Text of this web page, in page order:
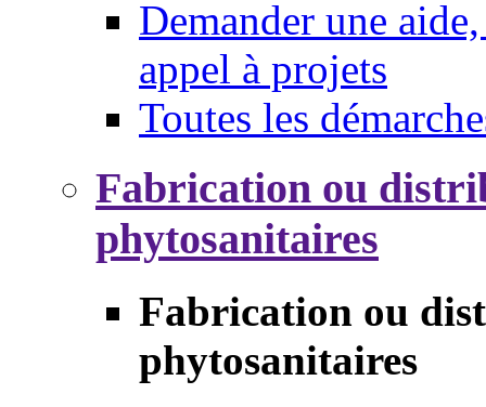
Demander une
appel à projets
Toutes les
Fabrication ou
phytosanitaires
Fabrication ou
phytosanitaires